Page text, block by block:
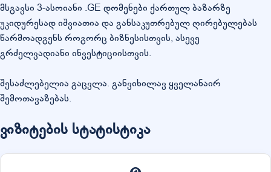
მსგავსი 3-ასოიანი .GE დომენები ქართულ ბაზარზე
უკიდურესად იშვიათია და განსაკუთრებულ ღირებულებას
წარმოადგენს როგორც ბიზნესისთვის, ასევე
გრძელვადიანი ინვესტიციისთვის.
შესაძლებელია გაცვლა. განვიხილავ ყველანაირ
შემოთავაზებას.
ვიზიტების სტატისტიკა